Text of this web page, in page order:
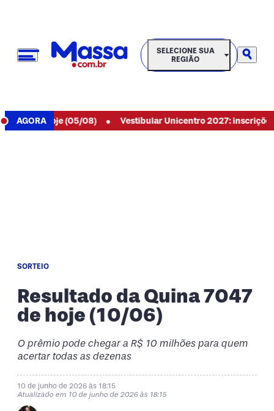
SELECIONE SUA REGIÃO
SELECIONE SUA
REGIÃO
AGORA
de hoje (05/08) • Vestibular Unicentro 2027: inscrições
SORTEIO
Resultado da Quina 7047
de hoje (10/06)
O prêmio pode chegar a R$ 10 milhões para quem
acertar todas as dezenas
10 de junho de 2026 às 18:15
Atualizado em 10 de junho de 2026 às 18:15